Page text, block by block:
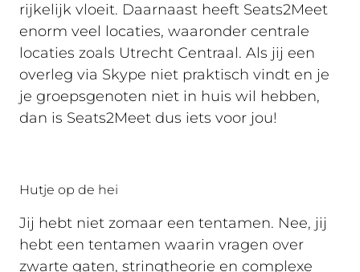
rijkelijk vloeit. Daarnaast heeft Seats2Meet
enorm veel locaties, waaronder centrale
locaties zoals Utrecht Centraal. Als jij een
overleg via Skype niet praktisch vindt en je
je groepsgenoten niet in huis wil hebben,
dan is Seats2Meet dus iets voor jou!
Hutje op de hei
Jij hebt niet zomaar een tentamen. Nee, jij
hebt een tentamen waarin vragen over
zwarte gaten, stringtheorie en complexe